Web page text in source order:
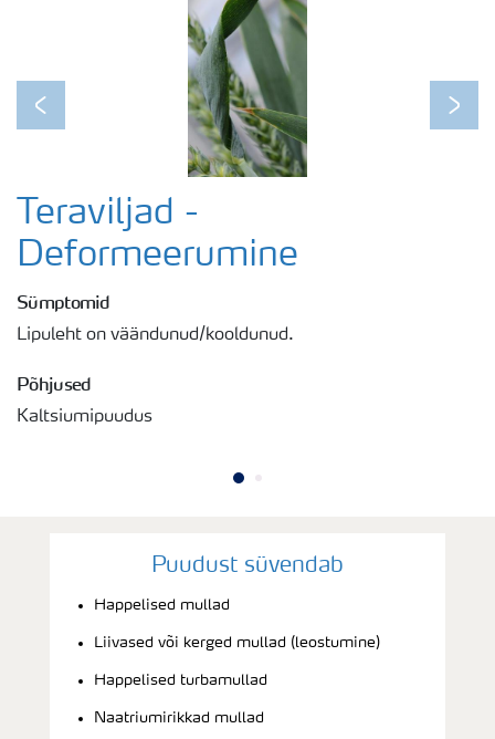
Previous Next
Teraviljad -
Deformeerumine
Sümptomid
Lipuleht on väändunud/kooldunud.
Põhjused
Kaltsiumipuudus
Puudust süvendab
Happelised mullad
Liivased või kerged mullad (leostumine)
Happelised turbamullad
Naatriumirikkad mullad